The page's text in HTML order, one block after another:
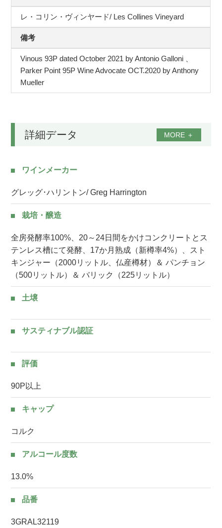
レ・コリン・ヴィンヤード/ Les Collines Vineyard
備考
Vinous 93P dated October 2021 by Antonio Galloni 、
Parker Point 95P Wine Advocate OCT.2020 by Anthony
Mueller
詳細データ MORE ＋
ワインメーカー
グレッグ･ハリントン/ Greg Harrington
栽培・醸造
全房発酵率100%、20～24日間をかけコンクリートとス
テンレス槽にて発酵、17か月熟成（新樽率4%）、スト
キンジャー（2000リットル、仏産樽材）＆ パンチョン
（500リットル）＆ バリック（225リットル）
土壌
サスティナブル認証
評価
90P以上
キャップ
コルク
アルコール度数
13.0%
品番
3GRAL32119